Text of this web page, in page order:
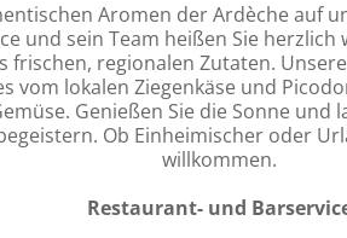
Aromen der Ardèche auf
und sein Team heißen Sie
frischen, regionalen Zutaten.
vom lokalen Ziegenkäse und
Genießen Sie die Sonne und
Ob Einheimischer oder
willkommen.
Restaurant- und